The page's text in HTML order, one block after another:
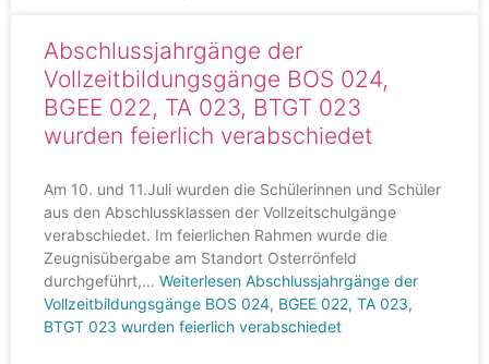
Abschlussjahrgänge der
Vollzeitbildungsgänge BOS 024,
BGEE 022, TA 023, BTGT 023
wurden feierlich verabschiedet
Am 10. und 11.Juli wurden die Schülerinnen und Schüler
aus den Abschlussklassen der Vollzeitschulgänge
verabschiedet. Im feierlichen Rahmen wurde die
Zeugnisübergabe am Standort Osterrönfeld
durchgeführt,… Weiterlesen Abschlussjahrgänge der
Vollzeitbildungsgänge BOS 024, BGEE 022, TA 023,
BTGT 023 wurden feierlich verabschiedet